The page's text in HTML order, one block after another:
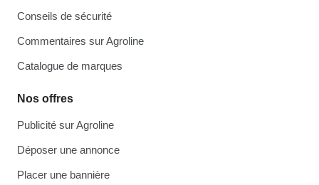
Conseils de sécurité
Commentaires sur Agroline
Catalogue de marques
Nos offres
Publicité sur Agroline
Déposer une annonce
Placer une bannière